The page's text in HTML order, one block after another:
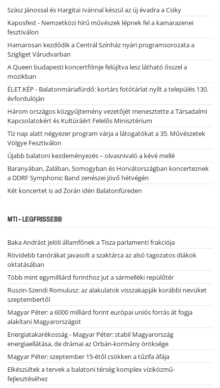
Szász Jánossal és Hargitai Ivánnal készül az új évadra a Csiky
Kaposfest - Nemzetközi hírű művészek lépnek fel a kamarazenei
fesztiválon
Hamarosan kezdődik a Centrál Színház nyári programsorozata a
Szigliget Várudvarban
A Queen budapesti koncertfilmje felújítva lesz látható ősszel a
mozikban
ÉLET.KÉP - Balatonmáriafürdő: kortárs fotótárlat nyílt a település 130.
évfordulóján
Három országos közgyűjtemény vezetőjét menesztette a Társadalmi
Kapcsolatokért és Kultúráért Felelős Minisztérium
Tíz nap alatt négyezer program várja a látogatókat a 35. Művészetek
Völgye Fesztiválon
Újabb balatoni kezdeményezés – olvasnivaló a kévé mellé
Baranyában, Zalában, Somogyban és Horvátországban koncerteznek
a DDRF Symphonic Band zenészei jövő hétvégén
Két koncertet is ad Zorán idén Balatonfüreden
MTI - LEGFRISSEBB
Baka Andrást jelöli államfőnek a Tisza parlamenti frakciója
Rövidebb tanórákat javasolt a szaktárca az alsó tagozatos diákok
oktatásában
Több mint egymilliárd forinthoz jut a sármelléki repülőtér
Ruszin-Szendi Romulusz: az alakulatok visszakapják korábbi nevüket
szeptembertől
Magyar Péter: a 6000 milliárd forint európai uniós forrás át fogja
alakítani Magyarországot
Energiatakarékosság - Magyar Péter: stabil Magyarország
energiaellátása, de drámai az Orbán-kormány öröksége
Magyar Péter: szeptember 15-étől csökken a tűzifa áfája
Elkészültek a tervek a balatoni térség komplex víziközmű-
fejlesztéséhez